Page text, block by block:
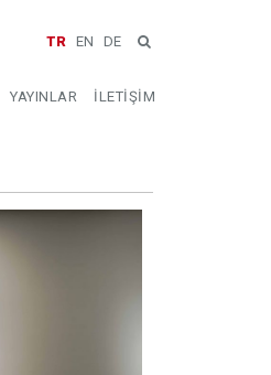
TR EN DE
YAYINLAR İLETİŞİM